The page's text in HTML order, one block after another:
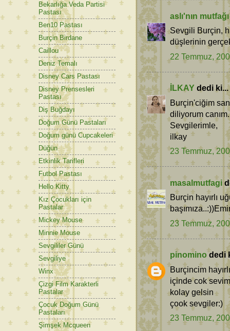
aslı'nın mutfağı
Sevgili Burçin,
düşlerinin
22 Temmuz,
İLKAY dedi ki...
Burçin'ciğim
diliyorum
Sevgilerimle,
ilkay
23 Temmuz,
masalmutfagi
Burçin hayırlı
23 Temmuz,
pinominodedi
Burçincim
içinde cok
kolay gelsin
çook sevgiler:)
23 Temmuz,
Bekarlığa Veda Partisi
Pastası
Ben10 Pastası
Burçin Birdane
Caillou
Deniz Temalı
Disney Cars Pastası
Disney Prensesleri
Pastası
Diş Buğdayı
Doğum Günü Pastaları
Doğum günü Cupcakeleri
Düğün
Etkinlik Tarifleri
Futbol Pastası
Hello Kitty
Kız Çocukları için
Pastalar
Mickey Mouse
Minnie Mouse
Sevgililer Günü
Sevgiliye
Winx
Çizgi Film Karakterli
Pastalar
Çocuk Doğum Günü
Pastaları
Şimşek Mcqueen